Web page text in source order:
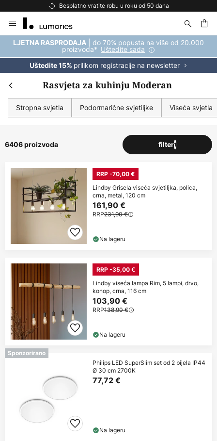
Besplatna dostava za kupnju iznad 69 €
to
Content
LJETNA RASPRODAJA | do 70% popusta na više od 20.000
proizvoda* Uštedite sada
Uštedite 15% prilikom registracije na newsletter
Rasvjeta za kuhinju Moderan
Stropna svjetla Podormarične svjetiljke Viseća svjetla
6406 proizvoda filter1
RRP -70,00 €
Lindby Grisela viseća svjetiljka, polica,
crna, metal, 120 cm
161,90 €
RRP231,90 €
Na lageru
RRP -35,00 €
Lindby viseća lampa Rim, 5 lampi, drvo,
konop, crna, 116 cm
103,90 €
RRP138,90 €
Na lageru
Sponzorirano
Philips LED SuperSlim set od 2 bijela IP44
Ø 30 cm 2700K
77,72 €
Na lageru